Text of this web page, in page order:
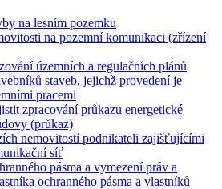
na lesním pozemku
na pozemní komunikaci (zřízení
územních a regulačních plánů
staveb, jejichž provedení je
pracemi
zpracování průkazu energetické
(průkaz)
nemovitostí podnikateli zajišťujícími
síť
pásma a vymezení práv a
ochranného pásma a vlastníků